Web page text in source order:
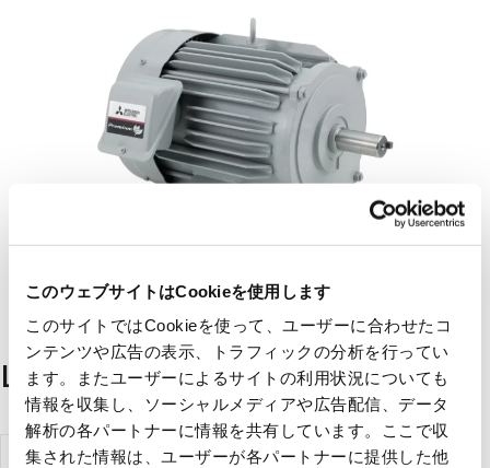
このウェブサイトはCookieを使用します
このサイトではCookieを使って、ユーザーに合わせたコ
ンテンツや広告の表示、トラフィックの分析を行ってい
ます。またユーザーによるサイトの利用状況についても
情報を収集し、ソーシャルメディアや広告配信、データ
解析の各パートナーに情報を共有しています。ここで収
集された情報は、ユーザーが各パートナーに提供した他
List of handling manufacturers
Mitsubishi